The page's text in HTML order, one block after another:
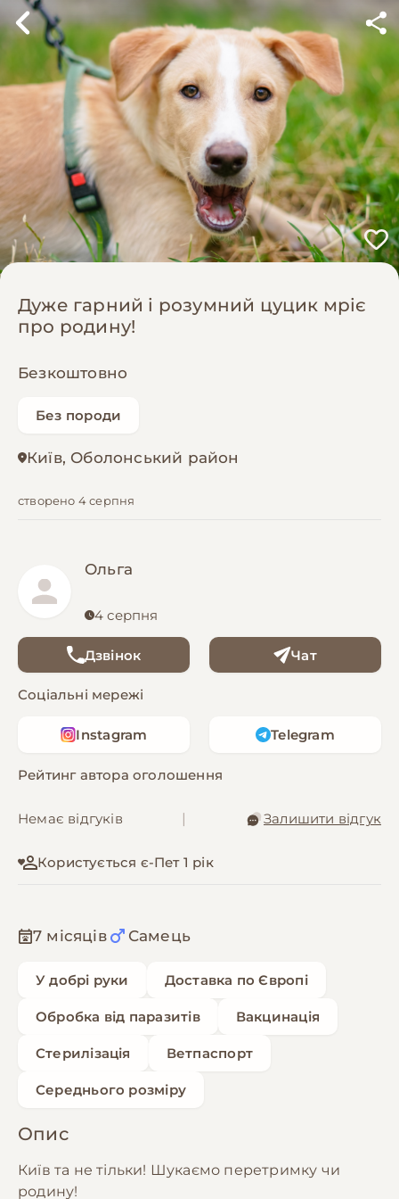
Дуже гарний і розумний цуцик мріє
про родину!
Безкоштовно
Без породи
Київ, Оболонський район
створено 4 серпня
Ольга
4 серпня
Дзвінок Чат
Соціальні мережі
Instagram Telegram
Рейтинг автора оголошення
Немає відгуків Залишити відгук
Користується є-Пет 1 рік
7 місяців Самець
У добрі руки Доставка по Європі
Обробка від паразитів Вакцинація
Стерилізація Ветпаспорт
Середнього розміру
Опис
Київ та не тільки! Шукаємо перетримку чи
родину!